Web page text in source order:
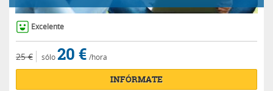
Excelente
25 € sólo20 € /hora
INFÓRMATE